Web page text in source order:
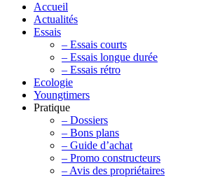
Accueil
Actualités
Essais
– Essais courts
– Essais longue durée
– Essais rétro
Ecologie
Youngtimers
Pratique
– Dossiers
– Bons plans
– Guide d’achat
– Promo constructeurs
– Avis des propriétaires